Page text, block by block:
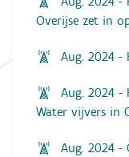
Overijse zet in
Aug. 2024 -
Aug. 2024 -
Water vijvers in
Aug. 2024 -